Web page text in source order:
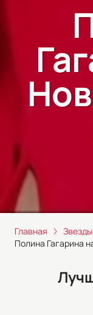
Главная
Полина Гагарина